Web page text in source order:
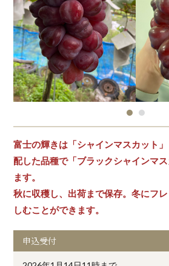
富士の輝きは「シャインマスカット
配した品種で「ブラックシャインマ
ます。
秋に収穫し、出荷まで保存。冬にフ
しむことができます。
申込受付